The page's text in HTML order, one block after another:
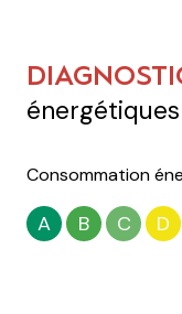
énergétiques
Consommation
A B C D